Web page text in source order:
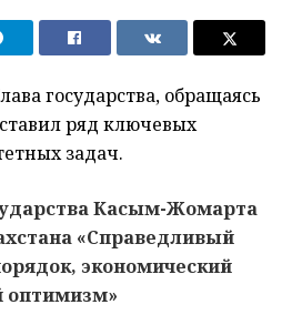
государства, обращаясь
ряд ключевых
задач.
Касым-Жомарта
«Справедливый
экономический
оптимизм»